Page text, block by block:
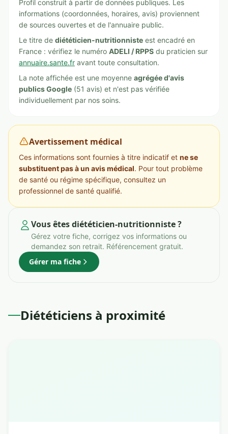
Profil construit à partir de données publiques. Les
informations (coordonnées, horaires, avis) proviennent
de sources ouvertes et de l'annuaire public.
Le titre de diététicien-nutritionniste est encadré en
France : vérifiez le numéro ADELI / RPPS du praticien sur
annuaire.sante.fr avant toute consultation.
La note affichée est une moyenne agrégée d'avis
publics Google (51 avis) et n'est pas vérifiée
individuellement par nos soins.
Avertissement médical
Ces informations sont fournies à titre indicatif et ne se
substituent pas à un avis médical. Pour tout problème
de santé ou régime spécifique, consultez un
professionnel de santé qualifié.
Vous êtes diététicien-nutritionniste ?
Gérez votre fiche, corrigez vos informations ou
demandez son retrait. Référencement gratuit.
Gérer ma fiche
Diététiciens à proximité